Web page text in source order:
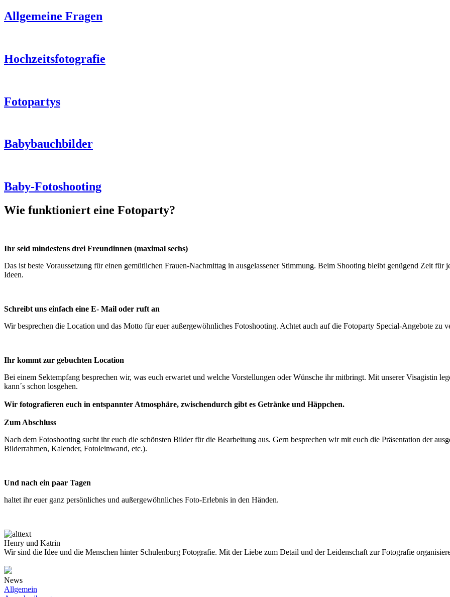
Allgemeine Fragen
Hochzeitsfotografie
Fotopartys
Babybauchbilder
Baby-Fotoshooting
Wie funktioniert eine Fotoparty?
Ihr seid mindestens drei Freundinnen (maximal sechs)
Das ist beste Voraussetzung für einen gemütlichen Frauen-Nachmittag in ausgelassener Stimmung. Beim Shooting bleibt genügend Zeit für
Ideen.
Schreibt uns einfach eine E- Mail oder ruft an
Wir besprechen die Location und das Motto für euer außergewöhnliches Fotoshooting. Achtet auch auf die Fotoparty Special-Angebote zu
Ihr kommt zur gebuchten Location
Bei einem Sektempfang besprechen wir, was euch erwartet und welche Vorstellungen oder Wünsche ihr mitbringt. Mit unserer Visagistin
kann´s schon losgehen.
Wir fotografieren euch in entspannter Atmosphäre, zwischendurch gibt es Getränke und Häppchen.
Zum Abschluss
Nach dem Fotoshooting sucht ihr euch die schönsten Bilder für die Bearbeitung aus. Gern besprechen wir mit euch die Präsentation der
Bilderrahmen, Kalender, Fotoleinwand, etc.).
Und nach ein paar Tagen
haltet ihr euer ganz persönliches und außergewöhnliches Foto-Erlebnis in den Händen.
Henry und Katrin
Wir sind die Idee und die Menschen hinter Schulenburg Fotografie. Mit der Liebe zum Detail und der Leidenschaft zur Fotografie
News
Allgemein